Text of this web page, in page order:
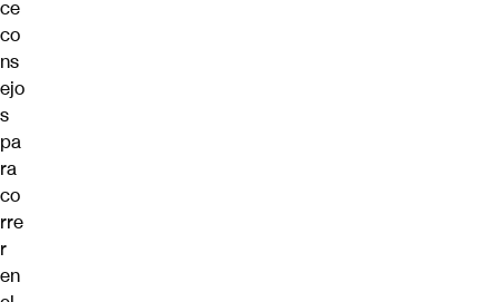
ce
co
ns
ejo
s
pa
ra
co
rre
r
en